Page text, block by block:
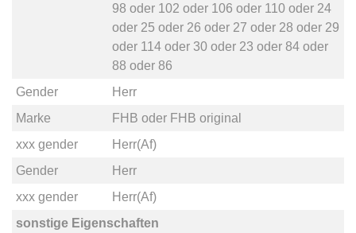
98 oder 102 oder 106 oder 110oder 24
oder 25 oder 26 oder 27 oder 28 oder 29
oder 114oder 30oder 23 oder 84oder
88 oder 86
Gender
Herr
Marke
FHB oder FHB original
xxx gender
Herr(Af)
Gender
Herr
xxx gender
Herr(Af)
sonstige Eigenschaften